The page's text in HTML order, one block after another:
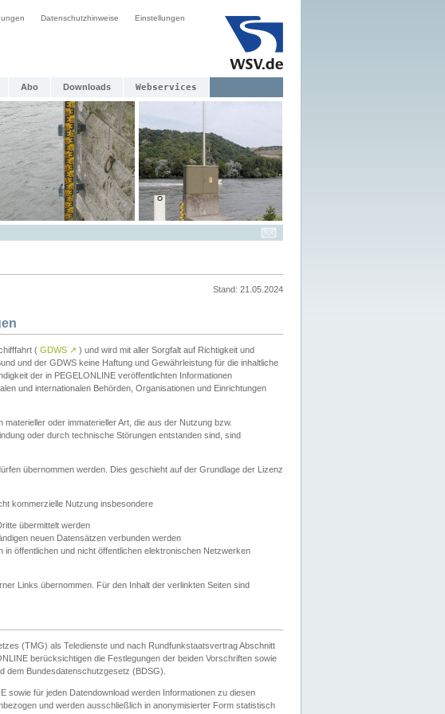
Datenschutzhinweise Einstellungen
Abo Downloads Webservices
Stand: 21.05.2024
( GDWS ↗ ) und wird mit aller Sorgfalt auf Richtigkeit und
und der GDWS keine Haftung und Gewährleistung für die inhaltliche
der in PEGELONLINE veröffentlichten Informationen
und internationalen Behörden, Organisationen und Einrichtungen
oder immaterieller Art, die aus der Nutzung bzw.
oder durch technische Störungen entstanden sind, sind
übernommen werden. Dies geschieht auf der Grundlage der Lizenz
kommerzielle Nutzung insbesondere
übermittelt werden
neuen Datensätzen verbunden werden
öffentlichen und nicht öffentlichen elektronischen Netzwerken
Links übernommen. Für den Inhalt der verlinkten Seiten sind
(TMG) als Teledienste und nach Rundfunkstaatsvertrag Abschnitt
berücksichtigen die Festlegungen der beiden Vorschriften sowie
dem Bundesdatenschutzgesetz (BDSG).
sowie für jeden Datendownload werden Informationen zu diesen
und werden ausschließlich in anonymisierter Form statistisch